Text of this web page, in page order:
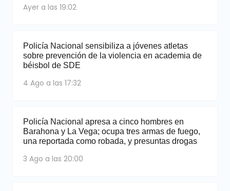
Ayer a las 19:02
Policía Nacional sensibiliza a jóvenes atletas
sobre prevención de la violencia en academia de
béisbol de SDE
4 Ago a las 17:32
Policía Nacional apresa a cinco hombres en
Barahona y La Vega; ocupa tres armas de fuego,
una reportada como robada, y presuntas drogas
3 Ago a las 20:00